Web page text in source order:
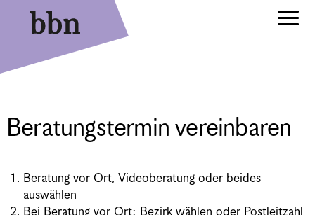
Beratungstermin vereinbaren
Beratung vor Ort, Videoberatung oder beides
auswählen
Bei Beratung vor Ort: Bezirk wählen oder Postleitzahl